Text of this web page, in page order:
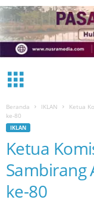
Beranda IKLAN
Ketua
ke-80
IKLAN
Ketua
Sambirang
ke-80